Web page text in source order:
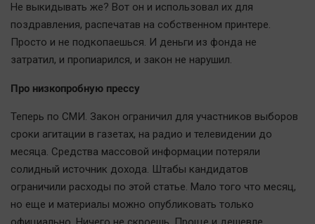
Не выкидывать же? Вот он и использовал их для
поздравления, распечатав на собственном принтере.
Просто и не подкопаешься. И деньги из фонда не
затратил, и пропиарился, и закон не нарушил.
Про низкопробную прессу
Теперь по СМИ. Закон ограничил для участников выборов
сроки агитации в газетах, на радио и телевидении до
месяца. Средства массовой информации потеряли
солидный источник дохода. Штабы кандидатов
ограничили расходы по этой статье. Мало того что месяц,
но еще и материалы можно опубликовать только